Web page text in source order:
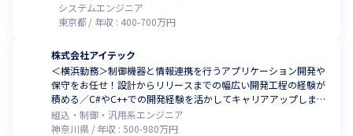
システムエンジニア
東京都
年収 : 400-700万円
株式会社アイテック
＜横浜勤務＞制御機器と情報連携を行うアプリケーション開発や
保守をお任せ！設計からリリースまでの幅広い開発工程の経験が
積める／C#やC++での開発経験を活かしてキャリアアップしませ
んか
組込・制御・汎用系エンジニア
神奈川県
年収 : 500-980万円